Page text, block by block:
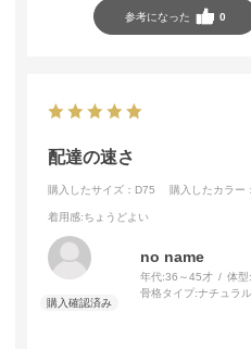
参考になった 0
配達の速さ
購入したサイズ：D75 購入したカラー
着用感:ちょうどよい
no name
年代:36～45才 体型
骨格タイプ:ナチュラル